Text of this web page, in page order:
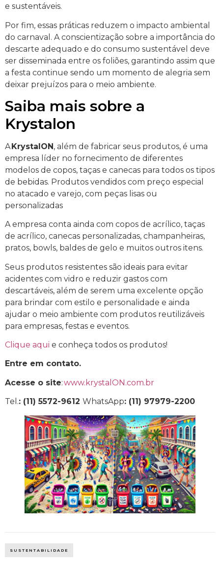
e sustentáveis.
Por fim, essas práticas reduzem o impacto ambiental
do carnaval. A conscientização sobre a importância do
descarte adequado e do consumo sustentável deve
ser disseminada entre os foliões, garantindo assim que
a festa continue sendo um momento de alegria sem
deixar prejuízos para o meio ambiente.
Saiba mais sobre a
Krystalon
AKrystalON, além de fabricar seus produtos, é uma
empresa líder no fornecimento de diferentes
modelos de copos, taças e canecas para todos os tipos
de bebidas. Produtos vendidos com preço especial
no atacado e varejo, com peças lisas ou
personalizadas
A empresa conta ainda com copos de acrílico, taças
de acrílico, canecas personalizadas, champanheiras,
pratos, bowls, baldes de gelo e muitos outros itens.
Seus produtos resistentes são ideais para evitar
acidentes com vidro e reduzir gastos com
descartáveis, além de serem uma excelente opção
para brindar com estilo e personalidade e ainda
ajudar o meio ambiente com produtos reutilizáveis
para empresas, festas e eventos.
Clique aqui e conheça todos os produtos!
Entre em contato.
Acesse o site:www.krystalON.com.br
Tel.: (11) 5572-9612 WhatsApp: (11) 97979-2200
SUSTENTABILIDADE